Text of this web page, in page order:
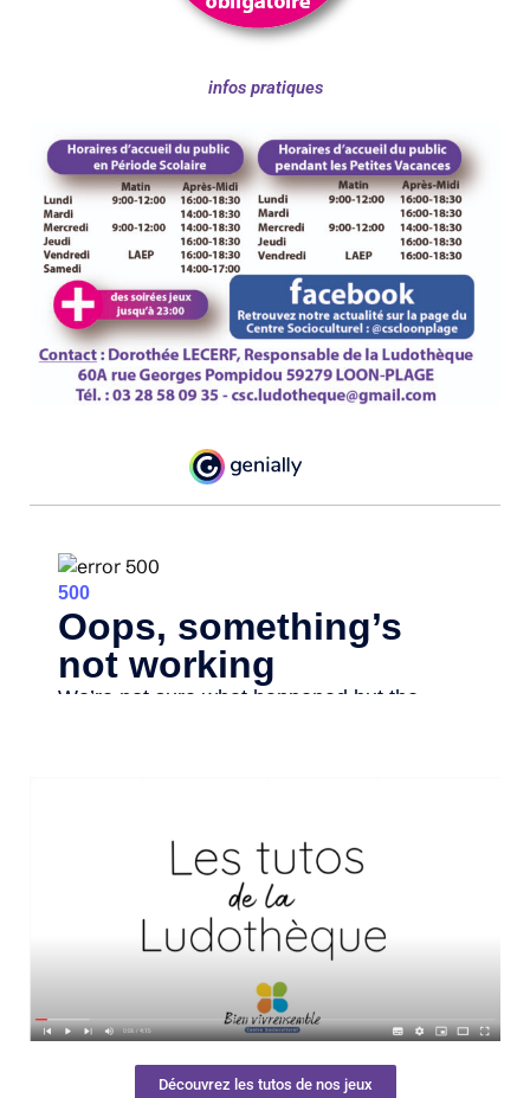
infos pratiques
Découvrez les tutos de nos jeux